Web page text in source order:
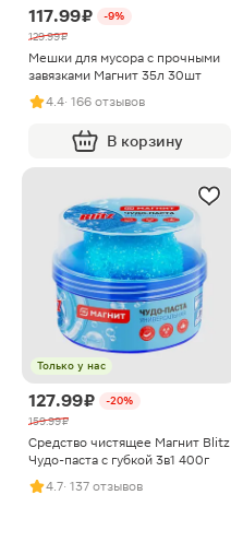
117.99 ₽
-9%
129.99 ₽
Мешки для мусора с прочными
завязками Магнит 35л 30шт
4.4· 166 отзывов
В корзину
Только у нас
127.99 ₽
-20%
159.99 ₽
Средство чистящее Магнит Blitz
Чудо-паста с губкой 3в1 400г
4.7· 137 отзывов